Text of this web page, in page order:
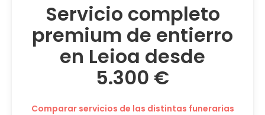
Servicio completo
premium de entierro
en Leioa desde
5.300 €
Comparar servicios de las distintas funerarias